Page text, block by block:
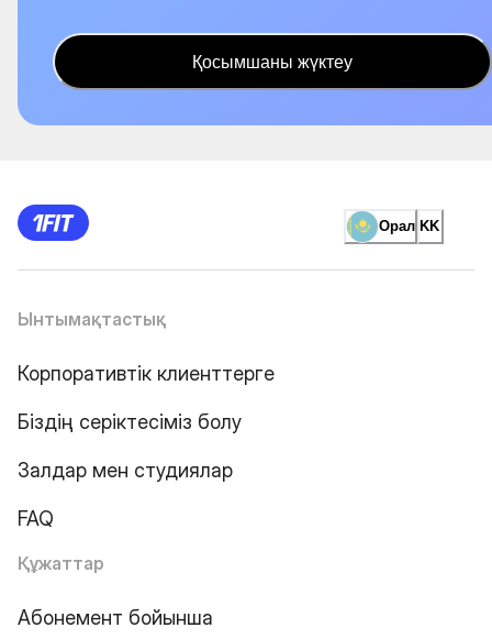
Қосымшаны жүктеу
Орал KK
Ынтымақтастық
Корпоративтік клиенттерге
Біздің серіктесіміз болу
Залдар мен студиялар
FAQ
Құжаттар
Абонемент бойынша